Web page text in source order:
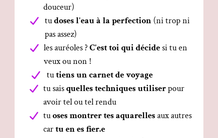
douceur)
tudoses l'eau à la perfection(ni trop ni
pas assez)
les auréoles ?C'est toi qui décidesi tu en
veux ou non !
tutiens un carnet de voyage
tu saisquelles techniques utiliserpour
avoir tel ou tel rendu
tuoses montrer tes aquarellesaux autres
cartu en es fier.e